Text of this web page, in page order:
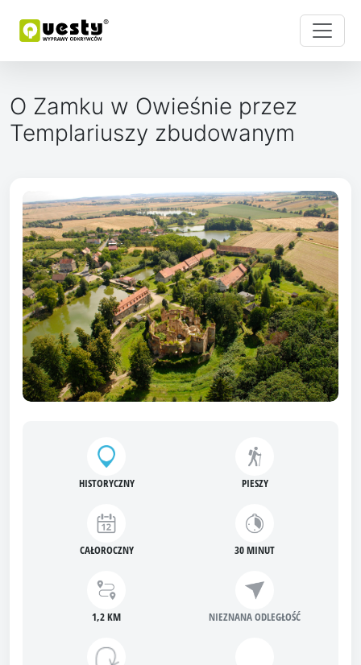
O Zamku w Owieśnie przez
Templariuszy zbudowanym
HISTORYCZNY PIESZY
CAŁOROCZNY 30 MINUT
1,2 KM NIEZNANA ODLEGŁOŚĆ